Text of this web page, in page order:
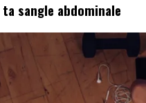
sangle abdominale